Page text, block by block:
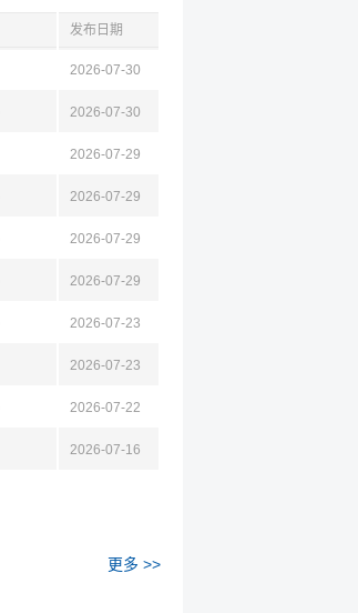
发布日期
2026-07-30
2026-07-30
2026-07-29
2026-07-29
2026-07-29
2026-07-29
2026-07-23
2026-07-23
2026-07-22
2026-07-16
更多 >>